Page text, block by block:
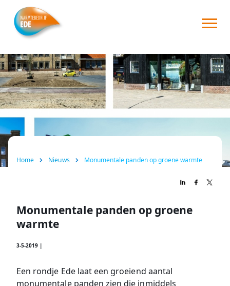
Home
Over ons
Consument
Zakelijk
Home Nieuws Monumentale panden op groene warmte
Monumentale panden op groene
warmte
3-5-2019 |
Een rondje Ede laat een groeiend aantal
monumentale panden zien die inmiddels